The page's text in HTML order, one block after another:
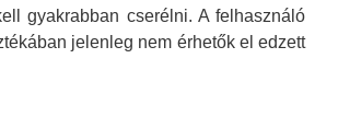
gyakrabban cserélni. A felhasználó
jelenleg nem érhetők el edzett